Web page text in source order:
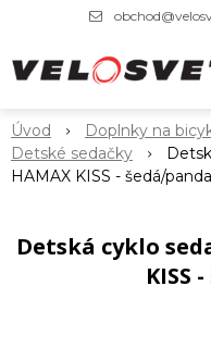
Úvod Doplnky na
Detské sedačky
HAMAX KISS - šedá/panda
Detská cyklo
KISS